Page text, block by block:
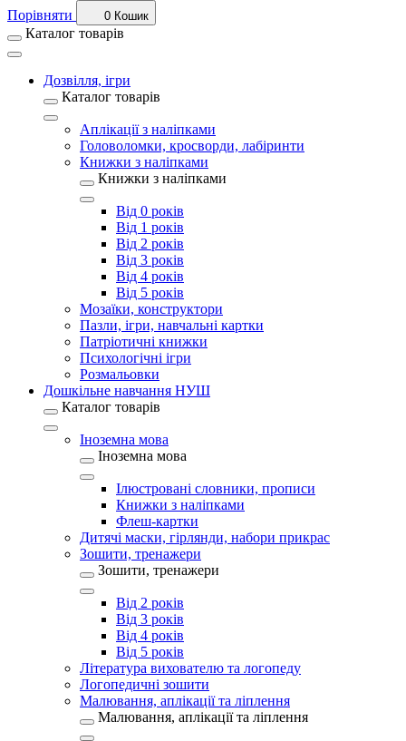
Порівняти
0 Кошик
Каталог товарів
Дозвілля, ігри
Каталог товарів
Аплікації з наліпками
Головоломки, кросворди, лабіринти
Книжки з наліпками
Книжки з наліпками
Від 0 років
Від 1 років
Від 2 років
Від 3 років
Від 4 років
Від 5 років
Мозаїки, конструктори
Пазли, ігри, навчальні картки
Патріотичні книжки
Психологічні ігри
Розмальовки
Дошкільне навчання НУШ
Каталог товарів
Іноземна мова
Іноземна мова
Ілюстровані словники, прописи
Книжки з наліпками
Флеш-картки
Дитячі маски, гірлянди, набори прикрас
Зошити, тренажери
Зошити, тренажери
Від 2 років
Від 3 років
Від 4 років
Від 5 років
Література вихователю та логопеду
Логопедичні зошити
Малювання, аплікації та ліплення
Малювання, аплікації та ліплення